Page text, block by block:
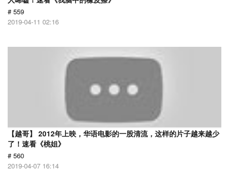
# 559
2019-04-11 02:16
【越哥】 2012年上映，华语电影的一股清流，这样的片子越来越少
了！速看《桃姐》
# 560
2019-04-07 16:14